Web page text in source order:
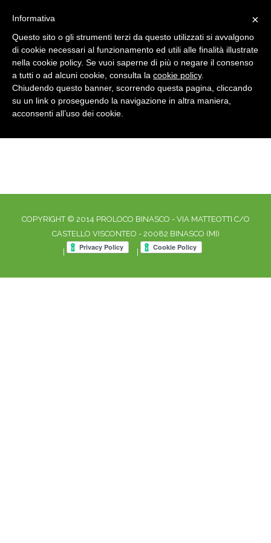
TESSERA UNPLI Home tessera UNPLI
COPYRIGHT © 2014 PROLOCO BINASCO - VIA MATTEOTTI C/O
CASTELLO VISCONTEO - 20082 BINASCO (MI)
×
Informativa
Questo sito o gli strumenti terzi da questo utilizzati si avvalgono
di cookie necessari al funzionamento ed utili alle finalità illustrate
nella cookie policy. Se vuoi saperne di più o negare il consenso
a tutti o ad alcuni cookie, consulta la cookie policy.
Chiudendo questo banner, scorrendo questa pagina, cliccando
su un link o proseguendo la navigazione in altra maniera,
acconsenti all’uso dei cookie.